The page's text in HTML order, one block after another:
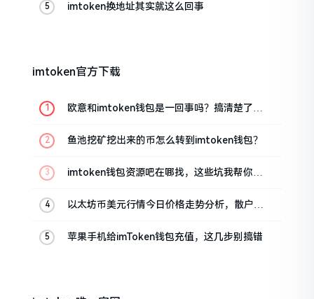
imtoken换地址其实就这么回事
imtoken官方下载
欧意和imtoken钱包是一回事吗？搞清楚了再
鱼池挖矿挖出来的币怎么转到imtoken钱包？
imtoken钱包资源吧在哪找，这些坑我帮你趟
以太坊币美元行情今日价格走势分析，散户如
苹果手机给imToken钱包充值，这几步别搞错